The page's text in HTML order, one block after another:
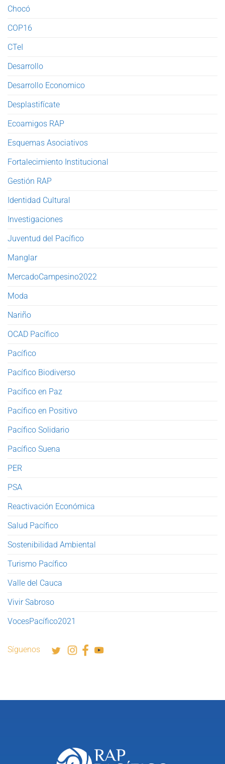
Chocó
COP16
CTeI
Desarrollo
Desarrollo Economico
Desplastifícate
Ecoamigos RAP
Esquemas Asociativos
Fortalecimiento Institucional
Gestión RAP
Identidad Cultural
Investigaciones
Juventud del Pacífico
Manglar
MercadoCampesino2022
Moda
Nariño
OCAD Pacífico
Pacífico
Pacífico Biodiverso
Pacífico en Paz
Pacífico en Positivo
Pacífico Solidario
Pacífico Suena
PER
PSA
Reactivación Económica
Salud Pacífico
Sostenibilidad Ambiental
Turismo Pacífico
Valle del Cauca
Vivir Sabroso
VocesPacífico2021
Síguenos